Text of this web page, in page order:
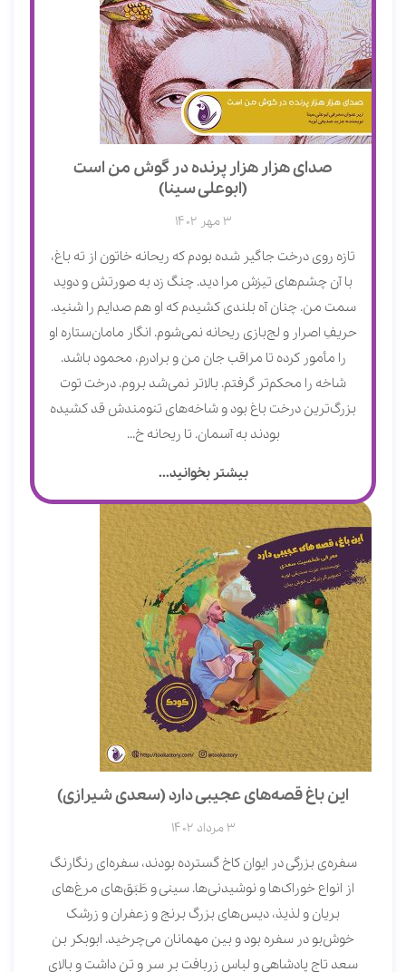
صدای هزار هزار پرنده در گوش من است
(ابوعلی سینا)
3 مهر 1402
تازه روی درخت جاگیر شده بودم که ریحانه خاتون از ته باغ،
با آن چشم‌های تیزش مرا دید. چنگ زد به صورتش و دوید
سمت من. چنان آه بلندی کشیدم که او هم صدایم را شنید.
حریفِ اصرار و لج‌بازی ریحانه نمی‌شوم. انگار مامان‌ستاره او
را مأمور کرده تا مراقب جان من و برادرم، محمود باشد.
شاخه را محکم‌تر گرفتم. بالاتر نمی‌شد بروم. درخت توت
بزرگ‌ترین درخت باغ بود و شاخه‌های تنومندش قد کشیده
بودند به آسمان. تا ریحانه خ...
بیشتر بخوانید...
این باغ قصه‌های عجیبی دارد (سعدی شیرازی)
3 مرداد 1402
سفره‌ی بزرگی در ایوان کاخ گسترده بودند، سفره‌ای رنگارنگ
از انواع خوراک‌ها و نوشیدنی‌ها. سینی و طَبَق‌های مرغ‌های
بریان و لذیذ، دیس‌های بزرگ برنج و زعفران و زرشک
خوش‌بو در سفره بود و بین مهمانان می‌چرخید. ابوبکر بن
سعد تاج پادشاهی و لباس زربافت بر سر و تن داشت و بالای